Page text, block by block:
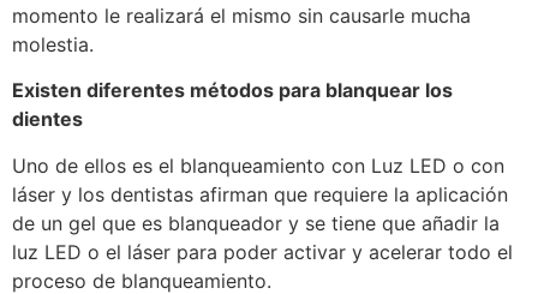
momento le realizará el mismo sin causarle mucha
molestia.
Existen diferentes métodos para blanquear los
dientes
Uno de ellos es el blanqueamiento con Luz LED o con
láser y los dentistas afirman que requiere la aplicación
de un gel que es blanqueador y se tiene que añadir la
luz LED o el láser para poder activar y acelerar todo el
proceso de blanqueamiento.